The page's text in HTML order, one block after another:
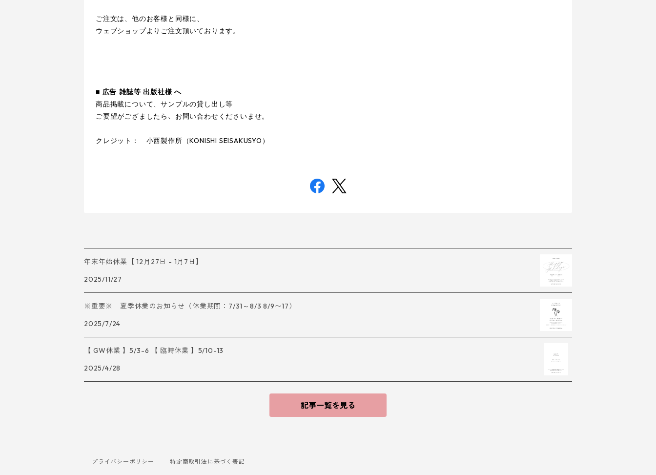
ご注文は、他のお客様と同様に、
ウェブショップよりご注文頂いております。
■ 広告 雑誌等 出版社様 へ
商品掲載について、サンプルの貸し出し等
ご要望がござましたら 、 お問い合わせくださいませ。
クレジット： 小西製作所（KONISHI SEISAKUSYO ）
年末年始休業【 12月27日 - 1月7日】
2025/11/27
※重要※ 夏季休業のお知らせ（休業期間：7/31～8/3 8/9〜17）
2025/7/24
【 GW休業 】5/3-6 【 臨時休業 】5/10-13
2025/4/28
記事一覧を見る
プライバシーポリシー 特定商取引法に基づく表記